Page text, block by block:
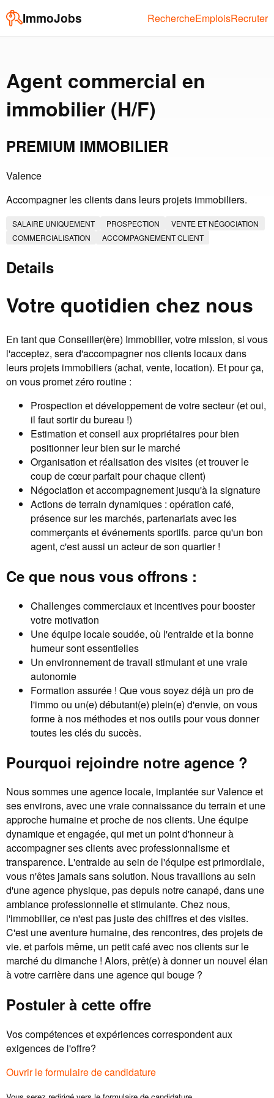
ImmoJobs RechercheEmploisRecruter
Agent commercial en
immobilier (H/F)
PREMIUM IMMOBILIER
Valence
Accompagner les clients dans leurs projets immobiliers.
SALAIRE UNIQUEMENT PROSPECTION
VENTE ET NÉGOCIATION
COMMERCIALISATION
ACCOMPAGNEMENT CLIENT
Details
Votre quotidien chez nous
En tant que Conseiller(ère) Immobilier, votre mission, si vous
l'acceptez, sera d'accompagner nos clients locaux dans
leurs projets immobiliers (achat, vente, location). Et pour ça,
on vous promet zéro routine :
Prospection et développement de votre secteur (et oui,
il faut sortir du bureau !)
Estimation et conseil aux propriétaires pour bien
positionner leur bien sur le marché
Organisation et réalisation des visites (et trouver le
coup de cœur parfait pour chaque client)
Négociation et accompagnement jusqu'à la signature
Actions de terrain dynamiques : opération café,
présence sur les marchés, partenariats avec les
commerçants et événements sportifs. parce qu'un bon
agent, c'est aussi un acteur de son quartier !
Ce que nous vous offrons :
Challenges commerciaux et incentives pour booster
votre motivation
Une équipe locale soudée, où l'entraide et la bonne
humeur sont essentielles
Un environnement de travail stimulant et une vraie
autonomie
Formation assurée ! Que vous soyez déjà un pro de
l'immo ou un(e) débutant(e) plein(e) d'envie, on vous
forme à nos méthodes et nos outils pour vous donner
toutes les clés du succès.
Pourquoi rejoindre notre agence ?
Nous sommes une agence locale, implantée sur Valence et
ses environs, avec une vraie connaissance du terrain et une
approche humaine et proche de nos clients. Une équipe
dynamique et engagée, qui met un point d'honneur à
accompagner ses clients avec professionnalisme et
transparence. L'entraide au sein de l'équipe est primordiale,
vous n'êtes jamais sans solution. Nous travaillons au sein
d'une agence physique, pas depuis notre canapé, dans une
ambiance professionnelle et stimulante. Chez nous,
l'immobilier, ce n'est pas juste des chiffres et des visites.
C'est une aventure humaine, des rencontres, des projets de
vie. et parfois même, un petit café avec nos clients sur le
marché du dimanche ! Alors, prêt(e) à donner un nouvel élan
à votre carrière dans une agence qui bouge ?
Postuler à cette offre
Vos compétences et expériences correspondent aux
exigences de l'offre?
Ouvrir le formulaire de candidature